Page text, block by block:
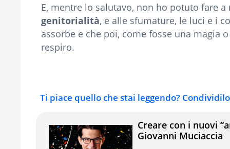
E, mentre lo salutavo, non ho potuto fare
genitorialità, e alle sfumature, le luci e i
assorbe e che poi, come fosse una magia
respiro.
Ti piace quello che stai leggendo?
Creare con i nuovi
Giovanni Muciaccia